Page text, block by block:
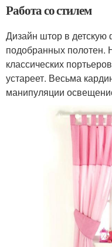
Работа со стилем
Дизайн штор в детскую
подобранных
классических
устареет. Весьма
манипуляции